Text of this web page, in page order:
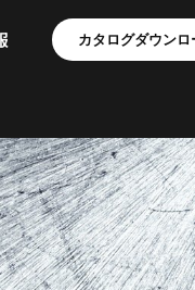
カタログダウンロ